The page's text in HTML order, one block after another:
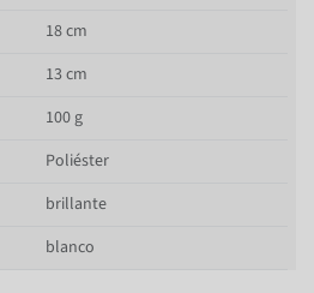
18 cm
13 cm
100 g
Poliéster
brillante
blanco